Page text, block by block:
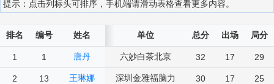
提示：点击列标头可排序，手机端请滑动表格查看更多内容。
排名 编号 姓名 单位 总分 出场 局分
1 1 唐丹 六妙白茶北京 32 17 29
2 13 王琳娜 深圳金雅福脑力 30 17 25